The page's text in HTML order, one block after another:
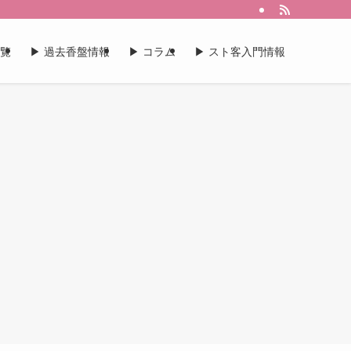
▶︎ 過去香盤情報 ▶︎ コラム ▶︎ スト客入門情報